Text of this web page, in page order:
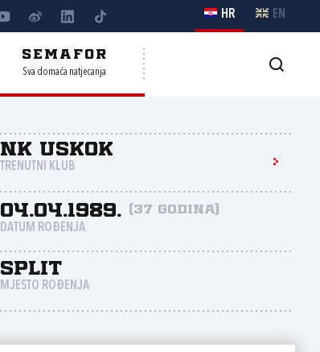
HR EN
SEMAFOR
Sva domaća natjecanja
NK Uskok
TRENUTNI KLUB
04.04.1989. (37 godina)
DATUM ROĐENJA
Split
MJESTO ROĐENJA